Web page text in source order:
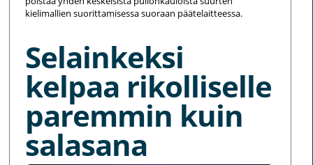
kielimallien suorittamisessa suoraan päätelaitteessa.
Selainkeksi
kelpaa rikolliselle
paremmin kuin
salasana